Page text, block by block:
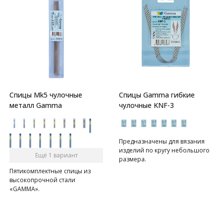
Спицы Mk5 чулочные
металл Gamma
Ещё 1 вариант
Пятикомплектные спицы из
высокопрочной стали
«GAMMA».
Спицы Gamma гибкие
чулочные KNF-3
Предназначены для вязания
изделий по кругу небольшого
размера.